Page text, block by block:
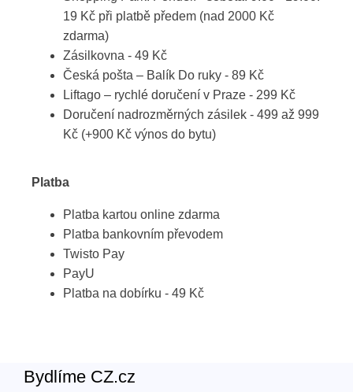
19 Kč při platbě předem (nad 2000 Kč
zdarma)
Zásilkovna - 49 Kč
Česká pošta – Balík Do ruky - 89 Kč
Liftago – rychlé doručení v Praze - 299 Kč
Doručení nadrozměrných zásilek - 499 až 999
Kč (+900 Kč výnos do bytu)
Platba
Platba kartou online zdarma
Platba bankovním převodem
Twisto Pay
PayU
Platba na dobírku - 49 Kč
Bydlíme CZ.cz